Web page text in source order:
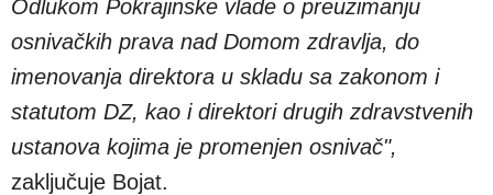
Odlukom Pokrajinske vlade o preuzimanju
osnivačkih prava nad Domom zdravlja, do
imenovanja direktora u skladu sa zakonom i
statutom DZ, kao i direktori drugih zdravstvenih
ustanova kojima je promenjen osnivač",
zaključuje Bojat.